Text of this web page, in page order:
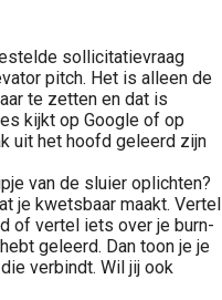
sollicitatievraag
pitch. Het is alleen de
te zetten en dat is
kijkt op Google of op
uit het hoofd geleerd zijn
van de sluier oplichten?
je kwetsbaar maakt. Vertel
of vertel iets over je burn-
geleerd. Dan toon je je
verbindt. Wil jij ook